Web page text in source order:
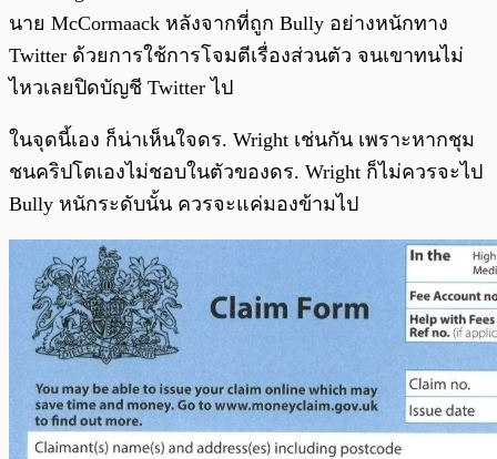
นาย McCormaack หลังจากที่ถูก Bully อย่างหนักทาง
Twitter ด้วยการใช้การโจมตีเรื่องส่วนตัว จนเขาทนไม่
ไหวเลยปิดบัญชี Twitter ไป
ในจุดนี้เอง ก็น่าเห็นใจดร. Wright เช่นกัน เพราะหากชุม
ชนคริปโตเองไม่ชอบในตัวของดร. Wright ก็ไม่ควรจะไป
Bully หนักระดับนั้น ควรจะแค่มองข้ามไป